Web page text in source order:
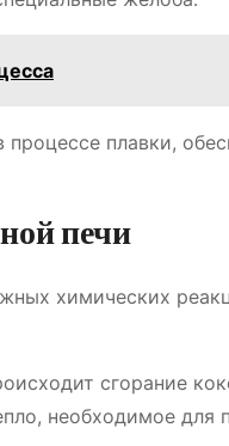
плавки,
печи
химических
сгорание
необходимое для